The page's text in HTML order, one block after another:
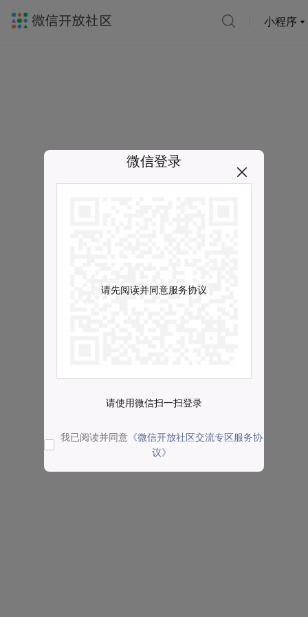
小程序
微信登录
请先阅读并同意服务协议
请使用微信扫一扫登录
我已阅读并同意 《微信开放社区交流专区服务协
议》